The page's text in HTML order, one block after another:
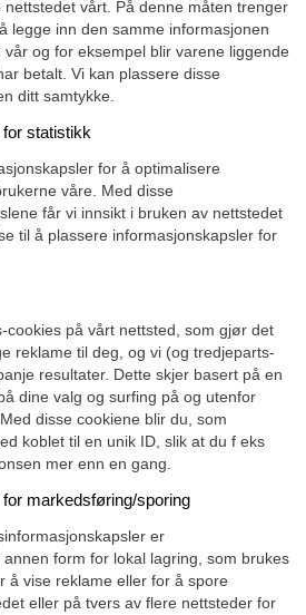
vårt. På denne måten trenger
legge inn den samme informasjonen
og for eksempel blir varene liggende
betalt. Vi kan plassere disse
ditt samtykke.
statistikk
for å optimalisere
våre. Med disse
får vi innsikt i bruken av nettstedet
til å plassere informasjonskapsler for
cookies på vårt nettsted, som gjør det
reklame til deg, og vi (og tredjeparts-
resultater. Dette skjer basert på en
dine valg og surfing på og utenfor
. Med disse cookiene blir du, som
koblet til en unik ID, slik at du f eks
mer enn en gang.
markedsføring/sporing
er
form for lokal lagring, som brukes
å vise reklame eller for å spore
eller på tvers av flere nettsteder for